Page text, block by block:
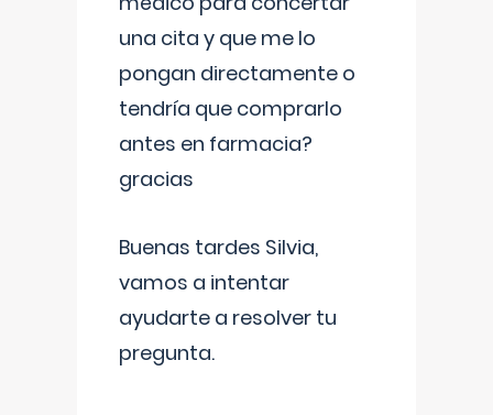
una cita y que me lo
pongan directamente o
tendría que comprarlo
antes en farmacia?
gracias
Buenas tardes Silvia,
vamos a intentar
ayudarte a resolver tu
pregunta.